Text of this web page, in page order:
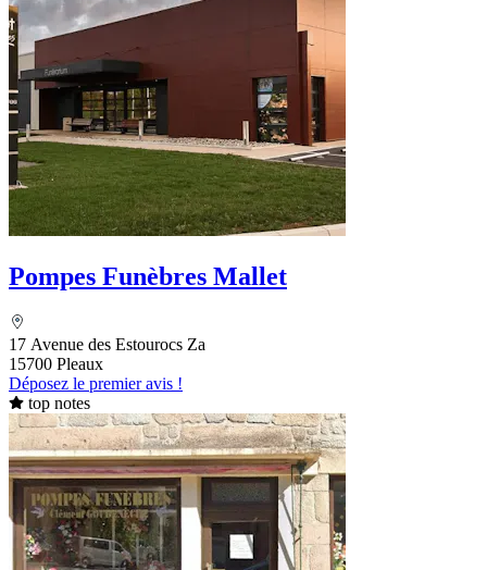
Pompes Funèbres Mallet
17 Avenue des Estourocs Za
15700 Pleaux
Déposez le premier avis !
top notes